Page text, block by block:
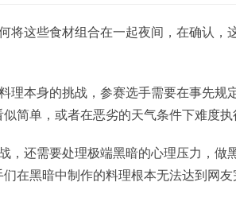
将这些食材组合在一起夜间，在确认，
理本身的挑战，参赛选手需要在事先规
简单，或者在恶劣的天气条件下难度执
，还需要处理极端黑暗的心理压力，做
在黑暗中制作的料理根本无法达到网